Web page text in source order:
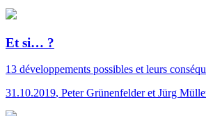
Et si… ?
13 développements possibles et leurs
31.10.2019, Peter Grünenfelder et Jürg